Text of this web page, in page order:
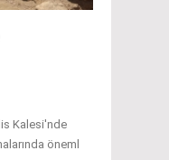
Kalesi'nde
öneml